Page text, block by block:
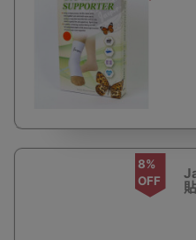
8%
OFF